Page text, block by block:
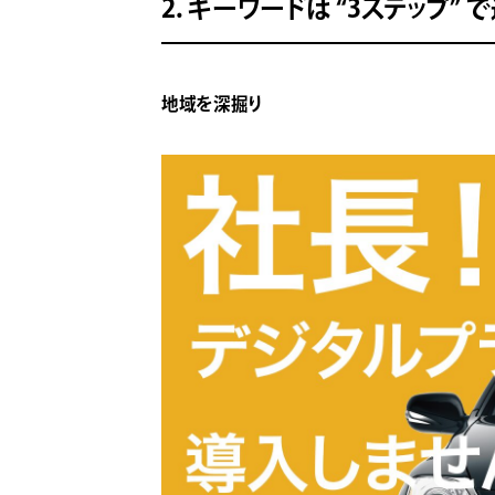
2. キーワードは “3ステップ”
地域を深掘り